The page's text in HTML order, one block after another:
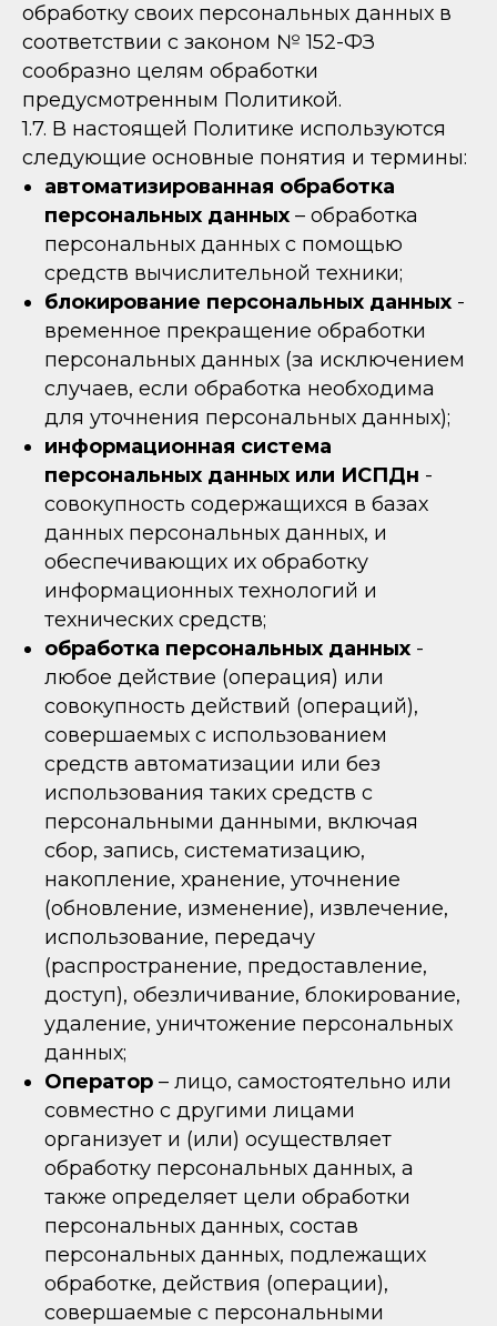
обработку своих персональных данных в
соответствии с законом № 152-ФЗ
сообразно целям обработки
предусмотренным Политикой.
1.7. В настоящей Политике используются
следующие основные понятия и термины:
автоматизированная обработка
персональных данных – обработка
персональных данных с помощью
средств вычислительной техники;
блокирование персональных данных -
временное прекращение обработки
персональных данных (за исключением
случаев, если обработка необходима
для уточнения персональных данных);
информационная система
персональных данных или ИСПДн -
совокупность содержащихся в базах
данных персональных данных, и
обеспечивающих их обработку
информационных технологий и
технических средств;
обработка персональных данных -
любое действие (операция) или
совокупность действий (операций),
совершаемых с использованием
средств автоматизации или без
использования таких средств с
персональными данными, включая
сбор, запись, систематизацию,
накопление, хранение, уточнение
(обновление, изменение), извлечение,
использование, передачу
(распространение, предоставление,
доступ), обезличивание, блокирование,
удаление, уничтожение персональных
данных;
Оператор – лицо, самостоятельно или
совместно с другими лицами
организует и (или) осуществляет
обработку персональных данных, а
также определяет цели обработки
персональных данных, состав
персональных данных, подлежащих
обработке, действия (операции),
совершаемые с персональными